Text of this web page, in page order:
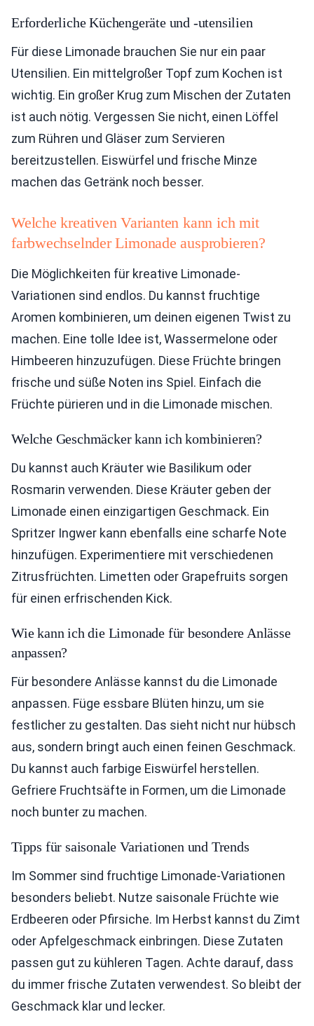
Erforderliche Küchengeräte und -utensilien
Für diese Limonade brauchen Sie nur ein paar
Utensilien. Ein mittelgroßer Topf zum Kochen ist
wichtig. Ein großer Krug zum Mischen der Zutaten
ist auch nötig. Vergessen Sie nicht, einen Löffel
zum Rühren und Gläser zum Servieren
bereitzustellen. Eiswürfel und frische Minze
machen das Getränk noch besser.
Welche kreativen Varianten kann ich mit
farbwechselnder Limonade ausprobieren?
Die Möglichkeiten für kreative Limonade-
Variationen sind endlos. Du kannst fruchtige
Aromen kombinieren, um deinen eigenen Twist zu
machen. Eine tolle Idee ist, Wassermelone oder
Himbeeren hinzuzufügen. Diese Früchte bringen
frische und süße Noten ins Spiel. Einfach die
Früchte pürieren und in die Limonade mischen.
Welche Geschmäcker kann ich kombinieren?
Du kannst auch Kräuter wie Basilikum oder
Rosmarin verwenden. Diese Kräuter geben der
Limonade einen einzigartigen Geschmack. Ein
Spritzer Ingwer kann ebenfalls eine scharfe Note
hinzufügen. Experimentiere mit verschiedenen
Zitrusfrüchten. Limetten oder Grapefruits sorgen
für einen erfrischenden Kick.
Wie kann ich die Limonade für besondere Anlässe
anpassen?
Für besondere Anlässe kannst du die Limonade
anpassen. Füge essbare Blüten hinzu, um sie
festlicher zu gestalten. Das sieht nicht nur hübsch
aus, sondern bringt auch einen feinen Geschmack.
Du kannst auch farbige Eiswürfel herstellen.
Gefriere Fruchtsäfte in Formen, um die Limonade
noch bunter zu machen.
Tipps für saisonale Variationen und Trends
Im Sommer sind fruchtige Limonade-Variationen
besonders beliebt. Nutze saisonale Früchte wie
Erdbeeren oder Pfirsiche. Im Herbst kannst du Zimt
oder Apfelgeschmack einbringen. Diese Zutaten
passen gut zu kühleren Tagen. Achte darauf, dass
du immer frische Zutaten verwendest. So bleibt der
Geschmack klar und lecker.